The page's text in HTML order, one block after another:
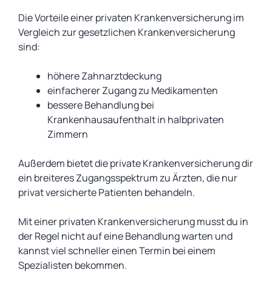
Die Vorteile einer privaten Krankenversicherung im
Vergleich zur gesetzlichen Krankenversicherung
sind:
höhere Zahnarztdeckung
einfacherer Zugang zu Medikamenten
bessere Behandlung bei
Krankenhausaufenthalt in halbprivaten
Zimmern
Außerdem bietet die private Krankenversicherung dir
ein breiteres Zugangsspektrum zu Ärzten, die nur
privat versicherte Patienten behandeln.
Mit einer privaten Krankenversicherung musst du in
der Regel nicht auf eine Behandlung warten und
kannst viel schneller einen Termin bei einem
Spezialisten bekommen.